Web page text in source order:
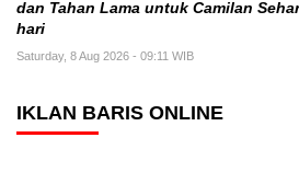
dan Tahan Lama untuk Camilan
hari
Saturday, 8 Aug 2026 - 09:11 WIB
IKLAN BARIS ONLINE